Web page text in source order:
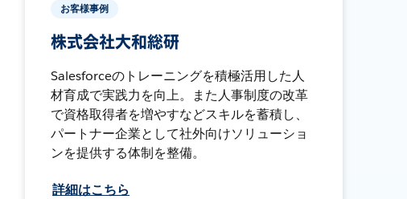
お客様事例
株式会社大和総研
Salesforceのトレーニングを積極活用した人
材育成で実践力を向上。また人事制度の改革
で資格取得者を増やすなどスキルを蓄積し、
パートナー企業として社外向けソリューショ
ンを提供する体制を整備。
詳細はこちら